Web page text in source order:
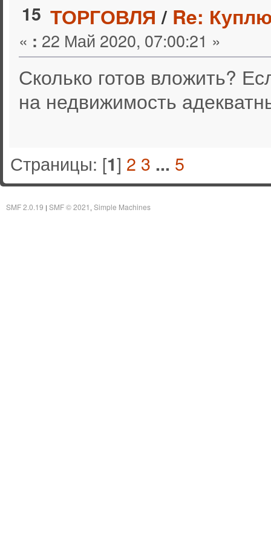
15 ТОРГОВЛЯ / Re:
« : 22 Май 2020, 07:00:21 »
Сколько готов вложить?
на недвижимость
Страницы: [1] 2 3 ... 5
SMF 2.0.19 | SMF © 2021 Simple Machines